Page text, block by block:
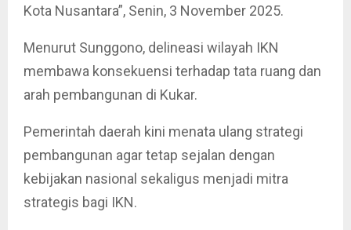
Kota Nusantara”, Senin, 3 November 2025.
Menurut Sunggono, delineasi wilayah IKN
membawa konsekuensi terhadap tata ruang dan
arah pembangunan di Kukar.
Pemerintah daerah kini menata ulang strategi
pembangunan agar tetap sejalan dengan
kebijakan nasional sekaligus menjadi mitra
strategis bagi IKN.